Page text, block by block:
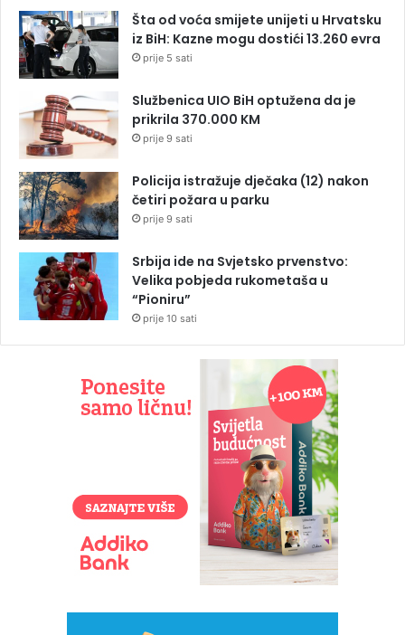
Šta od voća smijete unijeti u Hrvatsku
iz BiH: Kazne mogu dostići 13.260 evra
prije 5 sati
Službenica UIO BiH optužena da je
prikrila 370.000 KM
prije 9 sati
Policija istražuje dječaka (12) nakon
četiri požara u parku
prije 9 sati
Srbija ide na Svjetsko prvenstvo:
Velika pobjeda rukometaša u
“Pioniru”
prije 10 sati